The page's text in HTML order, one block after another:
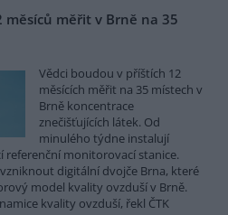
měsíců měřit v Brně na 35
Vědci boudou v příštích 12
měsících měřit na 35 místech v
Brně koncentrace
znečišťujících látek. Od
minulého týdne instalují
referenční monitorovací stanice.
digitální dvojče Brna, které
model kvality ovzduší v Brně.
kvality ovzduší, řekl ČTK